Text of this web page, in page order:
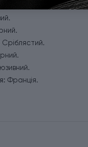
Хромування.
Сріблястий.
Франція.